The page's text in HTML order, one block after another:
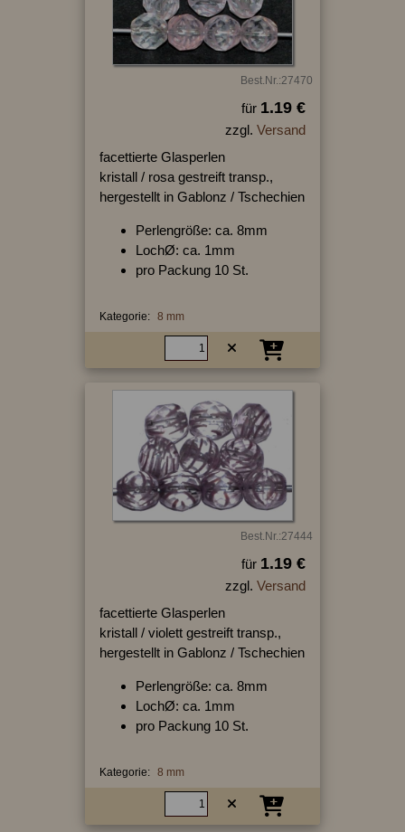
Best.Nr.:27470
für 1.19 €
zzgl. Versand
facettierte Glasperlen
kristall / rosa gestreift transp.,
hergestellt in Gablonz / Tschechien
Perlengröße: ca. 8mm
LochØ: ca. 1mm
pro Packung 10 St.
Kategorie: 8 mm
Best.Nr.:27444
für 1.19 €
zzgl. Versand
facettierte Glasperlen
kristall / violett gestreift transp.,
hergestellt in Gablonz / Tschechien
Perlengröße: ca. 8mm
LochØ: ca. 1mm
pro Packung 10 St.
Kategorie: 8 mm